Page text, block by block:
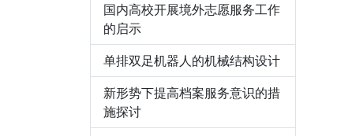
国内高校开展境外志愿服务工作
的启示
单排双足机器人的机械结构设计
新形势下提高档案服务意识的措
施探讨